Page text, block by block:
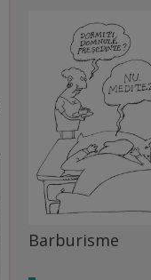
Barburisme